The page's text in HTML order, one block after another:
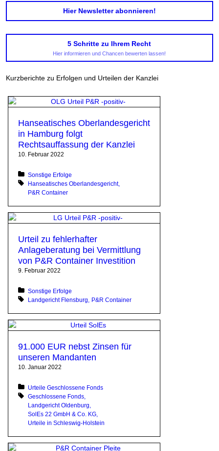
Hier Newsletter abonnieren!
5 Schritte zu Ihrem Recht
Hier informieren und Chancen bewerten lassen!
Kurzberichte zu Erfolgen und Urteilen der Kanzlei
Hanseatisches Oberlandesgericht
in Hamburg folgt
Rechtsauffassung der Kanzlei
10. Februar 2022
Posted in:
Sonstige Erfolge
Tagged with:
Hanseatisches Oberlandesgericht
P&R Container
Urteil zu fehlerhafter
Anlageberatung bei Vermittlung
von P&R Container Investition
9. Februar 2022
Posted in:
Sonstige Erfolge
Tagged with:
Landgericht Flensburg P&R Container
91.000 EUR nebst Zinsen für
unseren Mandanten
10. Januar 2022
Posted in:
Urteile Geschlossene Fonds
Tagged with:
Geschlossene Fonds
Landgericht Oldenburg
SolEs 22 GmbH & Co. KG
Urteile in Schleswig-Holstein